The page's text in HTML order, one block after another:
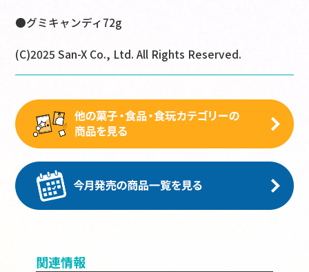
●グミキャンディ72g
(C)2025 San-X Co., Ltd. All Rights Reserved.
関連情報